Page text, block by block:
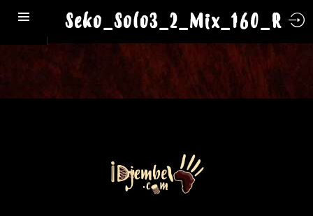
Seko_Solo3_2_Mix_160_R